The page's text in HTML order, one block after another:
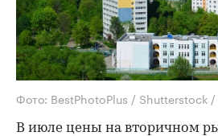
Фото: BestPhotoPlus / Shutterstock /
В июле цены на вторичном